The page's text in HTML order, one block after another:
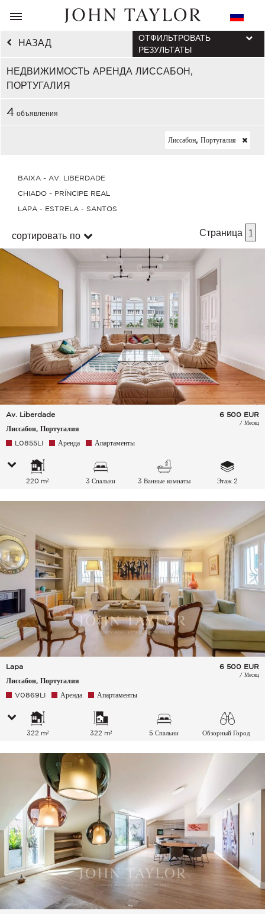
НАЗАД
НЕДВИЖИМОСТЬ АРЕНДА ЛИССАБОН,
ПОРТУГАЛИЯ
ОТФИЛЬТРОВАТЬ
РЕЗУЛЬТАТЫ
4 объявления
Лиссабон, Португалия
BAIXA - AV. LIBERDADE
CHIADO - PRÍNCIPE REAL
LAPA - ESTRELA - SANTOS
сортировать по Страница 1
Av. Liberdade
Лиссабон, Португалия
6 500 EUR
/ Месяц
L0855LI Аренда Апартаменты
220 m² 3 Спальни 3 Ванные комнаты Этаж 2
Lapa
Лиссабон, Португалия
6 500 EUR
/ Месяц
V0869LI Аренда Апартаменты
322 m² 322 m² 5 Спальни Обзорный Город